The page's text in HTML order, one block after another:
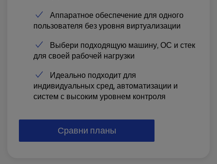
Аппаратное обеспечение для одного
пользователя без уровня виртуализации
Выбери подходящую машину, ОС и стек
для своей рабочей нагрузки
Идеально подходит для
индивидуальных сред, автоматизации и
систем с высоким уровнем контроля
Сравни планы